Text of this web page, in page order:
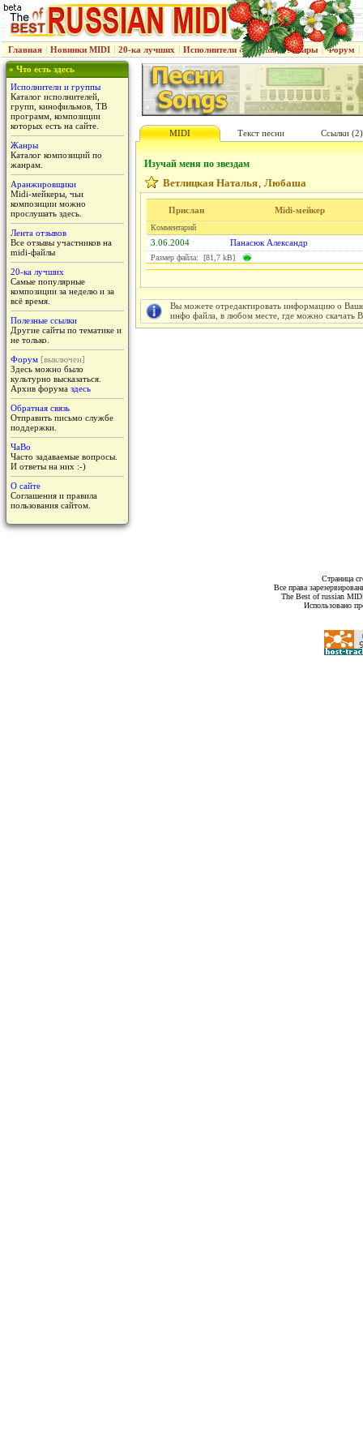
Главная | Новинки MIDI | 20-ка лучших | Исполнители & группы | Жанры | Форум |
» Что есть здесь
Исполнители и группы
Каталог исполнителей,
групп, кинофильмов, ТВ
программ, композиции
которых есть на сайте.
Жанры
Каталог композиций по
жанрам.
Аранжировщики
Midi-мейкеры, чьи
композиции можно
прослушать здесь.
Лента отзывов
Все отзывы участников на
midi-файлы
20-ка лучших
Самые популярные
композиции за неделю и за
всё время.
Полезные ссылки
Другие сайты по тематике и
не только.
Форум [выключен]
Здесь можно было
культурно высказаться.
Архив форума здесь
Обратная связь
Отправить письмо службе
поддержки.
ЧаВо
Часто задаваемые вопросы.
И ответы на них :-)
О сайте
Соглашения и правила
пользования сайтом.
MIDI Текст песни Ссылки (2)
Изучай меня по звездам
Ветлицкая Наталья, Любаша
Прислан Midi-мейкер
Комментарий
3.06.2004 Панасюк Александр
Размер файла: [81,7 kB]
Вы можете отредактировать информацию о
инфо файла, в любом месте, где можно скачать
Страница
Все права
The Best of russian
Использовано